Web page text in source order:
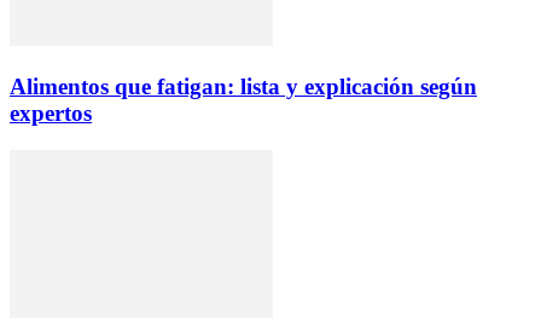
Alimentos que fatigan: lista y explicación según
expertos